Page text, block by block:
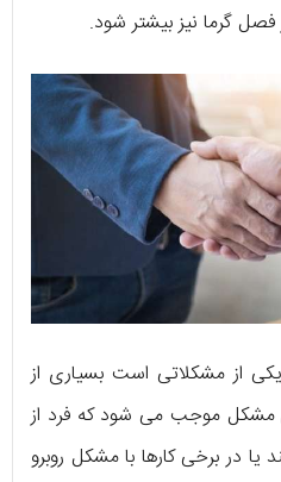
فصل گرما نیز بیشتر شود.
از مشکلاتی است بسیاری از
مشکل موجب می شود که فرد از
در برخی کارها با مشکل روبرو